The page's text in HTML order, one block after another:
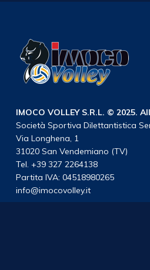
IMOCO VOLLEY S.R.L. © 2025.
Società Sportiva Dilettantistica
Via Longhena, 1
31020 San Vendemiano (TV)
Tel. +39 327 2264138
Partita IVA: 04518980265
info@imocovolley.it